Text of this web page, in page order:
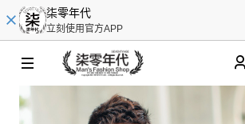
柒零年代
立刻使用官方APP